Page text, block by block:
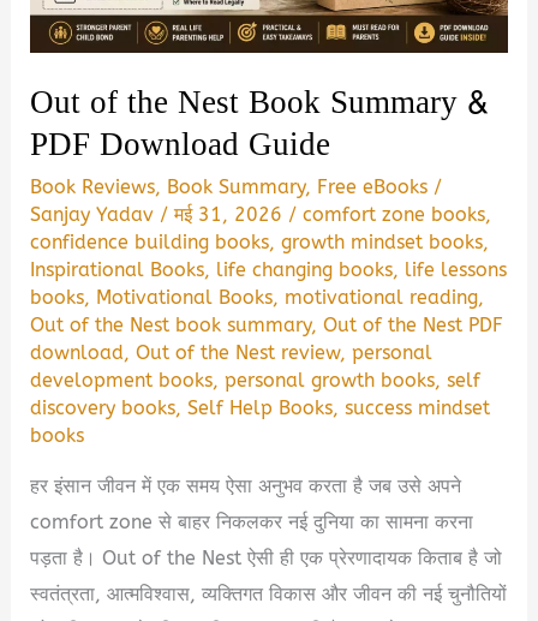
Review
PDF
Download
Guide
Out of the Nest Book Summary &
PDF Download Guide
Book Reviews, Book Summary, Free eBooks /
Sanjay Yadav /मई 31, 2026 /comfort zone books,
confidence building books,growth mindset books,
Inspirational Books, life changing books, life lessons
books, Motivational Books, motivational reading,
Out of the Nest book summary,Out of the Nest PDF
download,Out of the Nest review,personal
development books,personal growth books,self
discovery books,Self Help Books,success mindset
books
हर इंसान जीवन में एक समय ऐसा अनुभव करता है जब उसे अपने
comfort zone से बाहर निकलकर नई दुनिया का सामना करना
पड़ता है। Out of the Nest ऐसी ही एक प्रेरणादायक किताब है जो
स्वतंत्रता, आत्मविश्वास, व्यक्तिगत विकास और जीवन की नई चुनौतियों